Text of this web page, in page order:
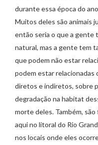
durante essa época do
Muitos deles são animais
então seria o que a gente
natural, mas a gente tem
que podem não estar
podem estar relacionadas
diretos e indiretos, sobre
degradação na habitat
morte deles. Também,
aqui no litoral do Rio
nos locais onde eles